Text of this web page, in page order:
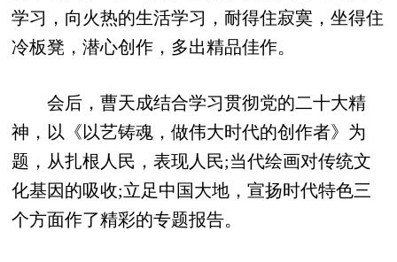
学习，向火热的生活学习，耐得住寂寞，坐得住
冷板凳，潜心创作，多出精品佳作。
会后，曹天成结合学习贯彻党的二十大精
神，以《以艺铸魂，做伟大时代的创作者》为
题，从扎根人民，表现人民;当代绘画对传统文
化基因的吸收;立足中国大地，宣扬时代特色三
个方面作了精彩的专题报告。